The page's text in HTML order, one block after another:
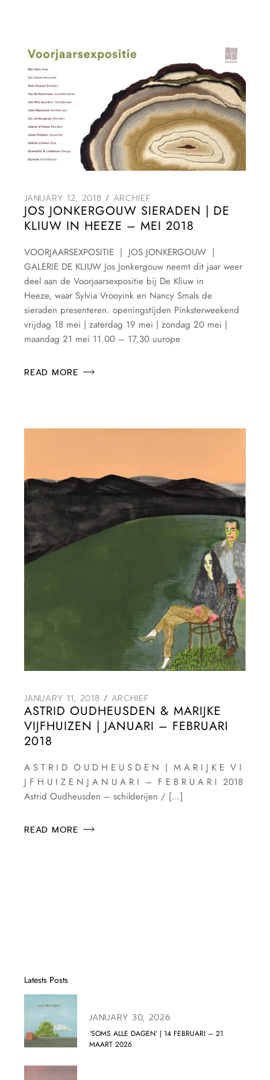
JANUARY 12, 2018 ARCHIEF
JOS JONKERGOUW SIERADEN | DE
KLIUW IN HEEZE – MEI 2018
VOORJAARSEXPOSITIE | JOS JONKERGOUW |
GALERIE DE KLIUW Jos Jonkergouw neemt dit jaar weer
deel aan de Voorjaarsexpositie bij De Kliuw in
Heeze, waar Sylvia Vrooyink en Nancy Smals de
sieraden presenteren. openingstijden Pinksterweekend
vrijdag 18 mei | zaterdag 19 mei | zondag 20 mei |
maandag 21 mei 11.00 – 17.30 uurope
READ MORE
JANUARY 11, 2018 ARCHIEF
ASTRID OUDHEUSDEN & MARIJKE
VIJFHUIZEN | JANUARI – FEBRUARI
2018
A S T R I D O U D H E U S D E N | M A R I J K E V I
J F H U I Z E N J A N U A R I – F E B R U A R I 2018
Astrid Oudheusden – schilderijen / […]
READ MORE
Latests Posts
JANUARY 30, 2026
‘SOMS ALLE DAGEN’ | 14 FEBRUARI – 21
MAART 2026